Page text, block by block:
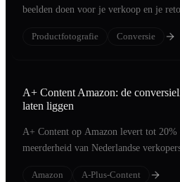
beelden doen voor je verkoop en je
Productfotografie Conversie
A+ Content Amazon: de
laten liggen
A+ Content op Amazon levert tot
meerderheid van Nederlandse
Amazon
A-Plus-Content